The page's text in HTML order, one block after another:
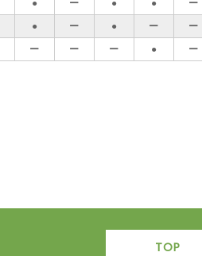
● ー ● ●
ー
● ー ● ー
ー
ー ー ー ● ー
TOP